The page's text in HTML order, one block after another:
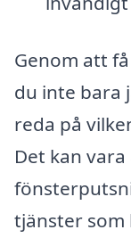
Genom att
du inte bara
reda på
Det kan
tjänster som